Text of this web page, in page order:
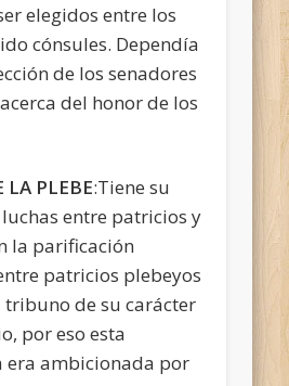
elegidos entre los
cónsules. Dependía
de los senadores
del honor de los
LA PLEBE:Tiene su
entre patricios y
la parificación
patricios plebeyos
tribuno de su carácter
por eso esta
ambicionada por